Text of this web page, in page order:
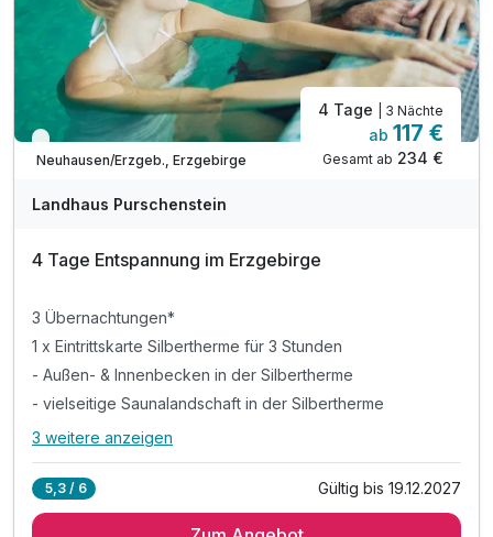
Viele Termine frei
Neuhausen/Erzgeb., Erzgebirge
4 Tage | 3 Nächte
ab 117 €
Gesamt ab 234 €
Landhaus Purschenstein
4 Tage Entspannung im Erzgebirge
3 Übernachtungen*
1 x Eintrittskarte Silbertherme für 3 Stunden
- Außen- & Innenbecken in der Silbertherme
- vielseitige Saunalandschaft in der Silbertherme
Alle Inklusivleistungen
3 weitere anzeigen
5,3 / 6 Gültig bis 19.12.2027